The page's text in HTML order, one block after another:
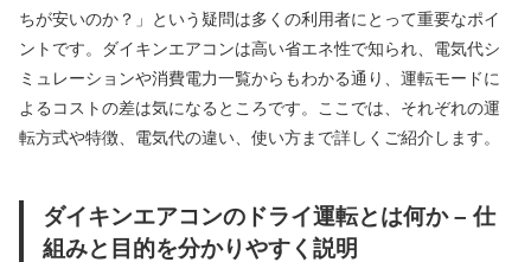
ちが安いのか？」という疑問は多くの利用者にとって重要なポイ
ントです。ダイキンエアコンは高い省エネ性で知られ、電気代シ
ミュレーションや消費電力一覧からもわかる通り、運転モードに
よるコストの差は気になるところです。ここでは、それぞれの運
転方式や特徴、電気代の違い、使い方まで詳しくご紹介します。
ダイキンエアコンのドライ運転とは何か – 仕
組みと目的を分かりやすく説明